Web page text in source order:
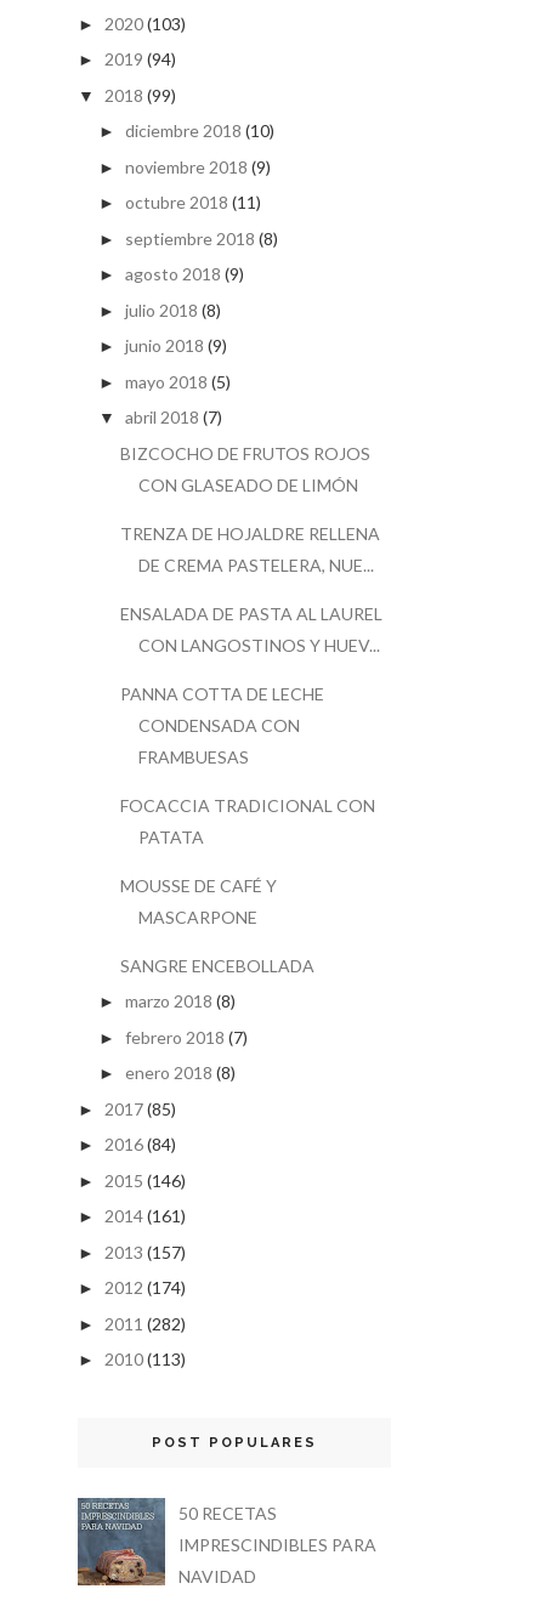
► 2020(103)
► 2019 (94)
▼ 2018 (99)
► diciembre 2018 (10)
► noviembre 2018 (9)
► octubre 2018 (11)
► septiembre 2018 (8)
► agosto 2018 (9)
► julio 2018 (8)
► junio 2018 (9)
► mayo 2018 (5)
▼ abril 2018 (7)
BIZCOCHO DE FRUTOS ROJOS
CON GLASEADO DE LIMÓN
TRENZA DE HOJALDRE RELLENA
DE CREMA PASTELERA, NUE...
ENSALADA DE PASTA AL LAUREL
CON LANGOSTINOS Y HUEV...
PANNA COTTA DE LECHE
CONDENSADA CON
FRAMBUESAS
FOCACCIA TRADICIONAL CON
PATATA
MOUSSE DE CAFÉ Y
MASCARPONE
SANGRE ENCEBOLLADA
► marzo 2018 (8)
► febrero 2018 (7)
► enero 2018 (8)
► 2017(85)
► 2016(84)
► 2015 (146)
► 2014(161)
► 2013 (157)
► 2012 (174)
► 2011 (282)
► 2010(113)
POST POPULARES
50 RECETAS
IMPRESCINDIBLES PARA
NAVIDAD